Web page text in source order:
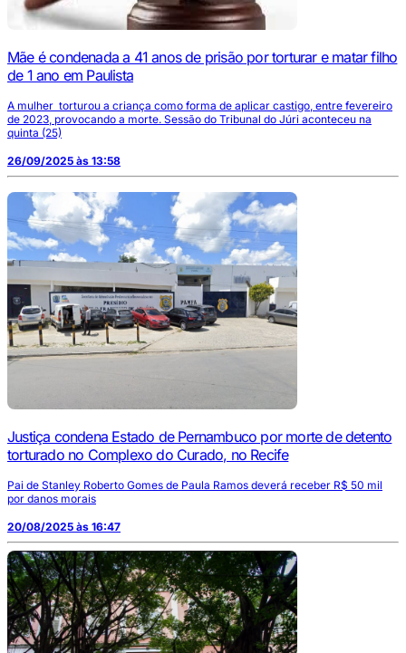
Mãe é condenada a 41 anos de prisão por torturar e matar filho
de 1 ano em Paulista
A mulher torturou a criança como forma de aplicar castigo, entre fevereiro
de 2023, provocando a morte. Sessão do Tribunal do Júri aconteceu na
quinta (25)
26/09/2025 às 13:58
Justiça condena Estado de Pernambuco por morte de detento
torturado no Complexo do Curado, no Recife
Pai de Stanley Roberto Gomes de Paula Ramos deverá receber R$ 50 mil
por danos morais
20/08/2025 às 16:47